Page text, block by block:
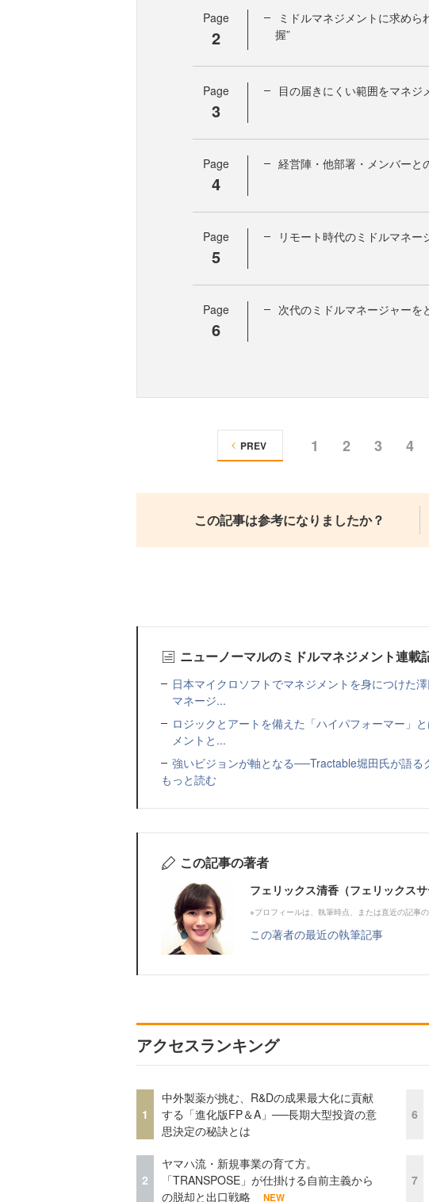
Page
2
ミドルマネジメントに求めら
握”
Page
3
目の届きにくい範囲をマネジ
Page
4
経営陣・他部署・メンバーと
Page
5
リモート時代のミドルマネー
Page
6
次代のミドルマネージャーを
1 2 3 4
PREV
この記事は参考になりましたか？
ニューノーマルのミドルマネジメント連載
日本マイクロソフトでマネジメントを身につけた
マネージ...
ロジックとアートを備えた「ハイパフォーマー」
メントと...
強いビジョンが軸となる──Tractable堀田氏が語る
もっと読む
この記事の著者
フェリックス清香（フェリックスサ
※プロフィールは、執筆時点、または直近の記事
この著者の最近の執筆記事
アクセスランキング
1
中外製薬が挑む、R&Dの成果最大化に貢献
する「進化版FP＆A」──長期大型投資の意
思決定の秘訣とは
2
ヤマハ流・新規事業の育て方。
「TRANSPOSE」が仕掛ける自前主義から
の脱却と出口戦略
NEW
6
7